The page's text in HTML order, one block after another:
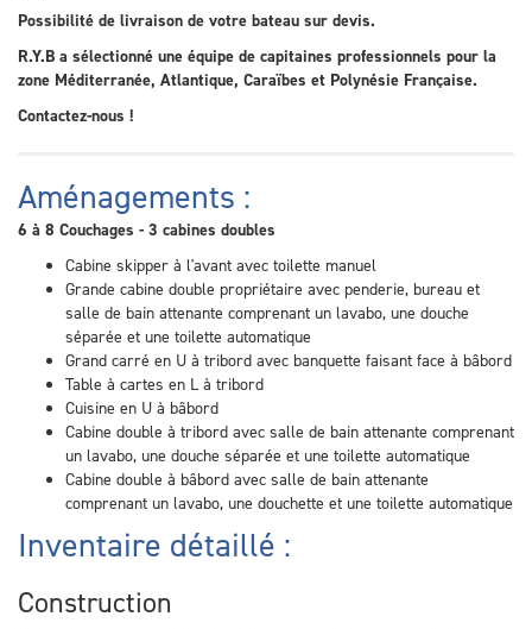
Possibilité de livraison de votre bateau sur devis.
R.Y.B a sélectionné une équipe de capitaines professionnels pour la
zone Méditerranée, Atlantique, Caraïbes et Polynésie Française.
Contactez-nous !
Aménagements :
6 à 8 Couchages - 3 cabines doubles
Cabine skipper à l'avant avec toilette manuel
Grande cabine double propriétaire avec penderie, bureau et
salle de bain attenante comprenant un lavabo, une douche
séparée et une toilette automatique
Grand carré en U à tribord avec banquette faisant face à bâbord
Table à cartes en L à tribord
Cuisine en U à bâbord
Cabine double à tribord avec salle de bain attenante comprenant
un lavabo, une douche séparée et une toilette automatique
Cabine double à bâbord avec salle de bain attenante
comprenant un lavabo, une douchette et une toilette automatique
Inventaire détaillé :
Construction